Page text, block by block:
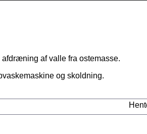
af valle fra ostemasse.
og skoldning.